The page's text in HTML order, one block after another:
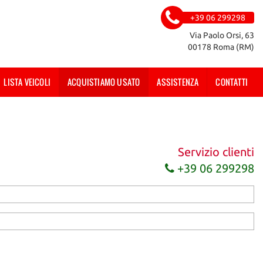
+39 06 299298
Via Paolo Orsi, 63
00178 Roma (RM)
LISTA VEICOLI ACQUISTIAMO USATO ASSISTENZA CONTATTI
Servizio clienti
+39 06 299298